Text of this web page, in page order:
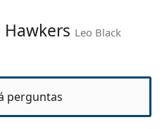
Leo Black
perguntas